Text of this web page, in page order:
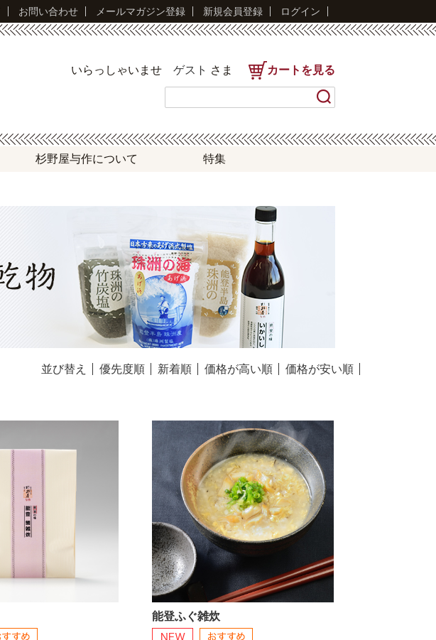
お問い合わせ メールマガジン登録 新規会員登録 ログイン
いらっしゃいませ ゲスト さま カートを見る
杉野屋与作について 特集
並び替え 優先度順 新着順 価格が高い順 価格が安い順
能登ふぐ雑炊